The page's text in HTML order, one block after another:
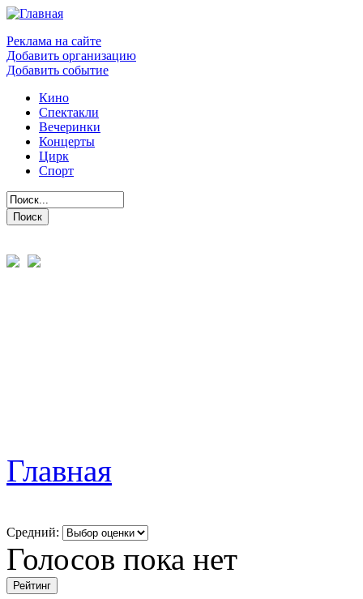
Реклама на сайте
Добавить организацию
Добавить событие
Кино
Спектакли
Вечеринки
Концерты
Цирк
Спорт
Главная
Средний:
Голосов пока нет